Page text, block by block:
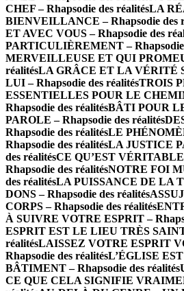
CHEF – Rhapsodie des réalitésLA
BIENVEILLANCE – Rhapsodie des
ET AVEC VOUS – Rhapsodie des
PARTICULIÈREMENT – Rhapsodie
MERVEILLEUSE ET QUI
réalitésLA GRÂCE ET LA VÉRITÉ
LUI – Rhapsodie des réalitésTROIS
ESSENTIELLES POUR LE
Rhapsodie des réalitésBÂTI POUR
PAROLE – Rhapsodie des réalités
Rhapsodie des réalitésLE
Rhapsodie des réalitésLA JUSTICE
des réalitésCE QU’EST
Rhapsodie des réalitésNOTRE FOI
des réalitésLA PUISSANCE DE LA
DONS – Rhapsodie des réalités
CORPS – Rhapsodie des réalités
À SUIVRE VOTRE ESPRIT –
ESPRIT EST LE LIEU TRÈS SAINT
réalitésLAISSEZ VOTRE ESPRIT
Rhapsodie des réalitésL’ÉGLISE
BÂTIMENT – Rhapsodie des réalités
CE QUE CELA SIGNIFIE